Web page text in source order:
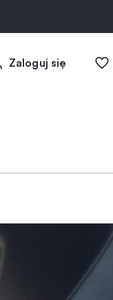
Zaloguj się